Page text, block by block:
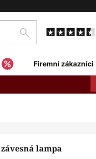
Hľadať
Firemní zákazníci
závesná lampa